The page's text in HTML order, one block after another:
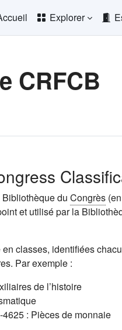
Explorer
CRFCB
du Congrès
et utilisé par la
classes, identifiées
Par exemple :
de l’histoire
4625 : Pièces de monnaie